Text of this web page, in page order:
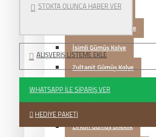
Mardin Hasırı Kolye
Kazaziye Gümüş Kolye
İsimli Gümüş Kolye
Zultanit Gümüş Kolye
Gümüş Bileklik
Zirkon Gümüş Bileklik
STOKTA OLUNCA HABER VER
ALIŞVERIŞ LISTEME EKLE
WHATSAPP İLE SIPARIŞ VER
HEDIYE PAKETI